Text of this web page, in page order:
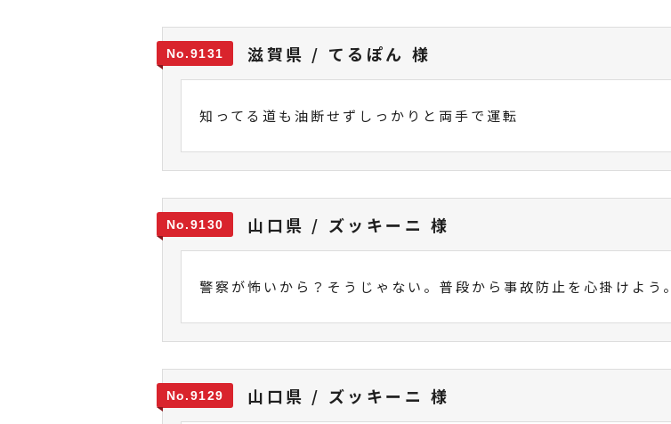
9131 滋賀県 / てるぽん 様
知ってる道も油断せずしっかりと両手で運転
9130 山口県 / ズッキーニ 様
警察が怖いから？そうじゃない。普段から事故防止を心掛けよう。
9129 山口県 / ズッキーニ 様